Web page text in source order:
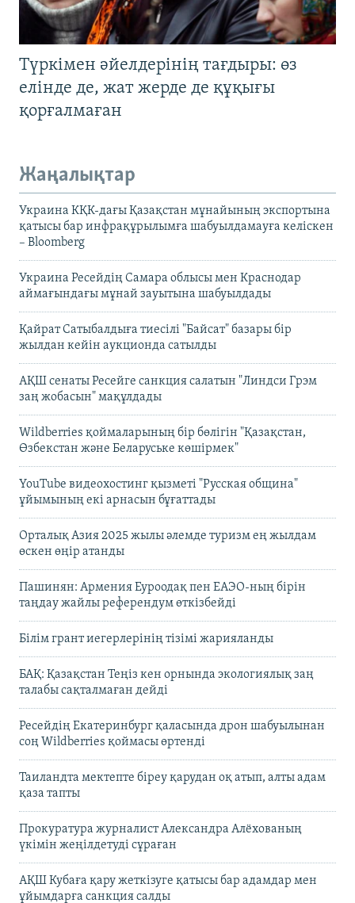
Түркімен әйелдерінің тағдыры: өз
елінде де, жат жерде де құқығы
қорғалмаған
Жаңалықтар
Украина КҚК-дағы Қазақстан мұнайының экспортына
қатысы бар инфрақұрылымға шабуылдамауға келіскен
– Bloomberg
Украина Ресейдің Самара облысы мен Краснодар
аймағындағы мұнай зауытына шабуылдады
Қайрат Сатыбалдыға тиесілі "Байсат" базары бір
жылдан кейін аукционда сатылды
АҚШ сенаты Ресейге санкция салатын "Линдси Грэм
заң жобасын" мақұлдады
Wildberries қоймаларының бір бөлігін "Қазақстан,
Өзбекстан және Беларуське көшірмек"
YouTube видеохостинг қызметі "Русская община"
ұйымының екі арнасын бұғаттады
Орталық Азия 2025 жылы әлемде туризм ең жылдам
өскен өңір атанды
Пашинян: Армения Еуроодақ пен ЕАЭО-ның бірін
таңдау жайлы референдум өткізбейді
Білім грант иегерлерінің тізімі жарияланды
БАҚ: Қазақстан Теңіз кен орнында экологиялық заң
талабы сақталмаған дейді
Ресейдің Екатеринбург қаласында дрон шабуылынан
соң Wildberries қоймасы өртенді
Таиландта мектепте біреу қарудан оқ атып, алты адам
қаза тапты
Прокуратура журналист Александра Алёхованың
үкімін жеңілдетуді сұраған
АҚШ Кубаға қару жеткізуге қатысы бар адамдар мен
ұйымдарға санкция салды